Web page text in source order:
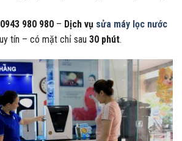
0943 980 980 – Dịch vụ sửa máy lọc nước
tín – có mặt chỉ sau 30 phút.